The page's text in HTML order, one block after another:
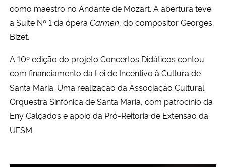
como maestro no Andante de Mozart. A abertura teve
a Suite Nº 1 da ópera Carmen, do compositor Georges
Bizet.
A 10º edição do projeto Concertos Didáticos contou
com financiamento da Lei de Incentivo à Cultura de
Santa Maria. Uma realização da Associação Cultural
Orquestra Sinfônica de Santa Maria, com patrocínio da
Eny Calçados e apoio da Pró-Reitoria de Extensão da
UFSM.